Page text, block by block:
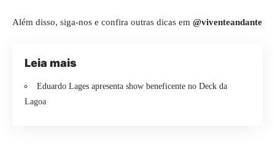
Além disso, siga-nos e confira outras dicas em @viventeandante
Leia mais
Eduardo Lages apresenta show beneficente no Deck da
Lagoa